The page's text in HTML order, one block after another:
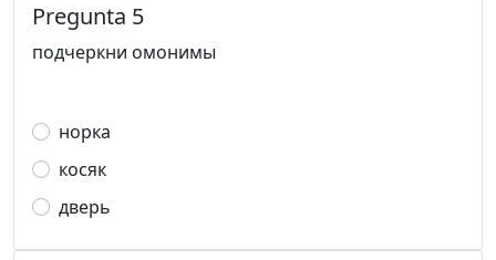
Pregunta 5
подчеркни омонимы
норка
косяк
дверь